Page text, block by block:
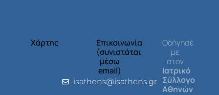
Χάρτης
Επικοινωνία
(συνιστάται
μέσω
email)
isathens@isathens.gr
Οδήγησέ
με
στον
Ιατρικό
Σύλλογο
Αθηνών